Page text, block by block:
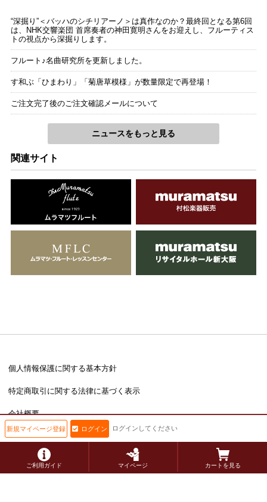
“深掘り”＜バッハのシチリアーノ＞は真作なのか？最終回となる第6回
は、NHK交響楽団 首席奏者の神田寛明さんをお迎えし、フルーティス
トの視点から深掘りします。
フルート♪名曲研究所を更新しました。
す和ぶ「ひまわり」「菊唐草模様」が数量限定で再登場！
ご注文完了後のご注文確認メールについて
ニュースをもっと見る
関連サイト
個人情報保護に関する基本方針
特定商取引に関する法律に基づく表示
会社概要
Copyright © muramatsu inc. All Rights Reserved.
新規マイページ登録 ログイン ログインしてください
ご利用ガイド マイページ カートを見る